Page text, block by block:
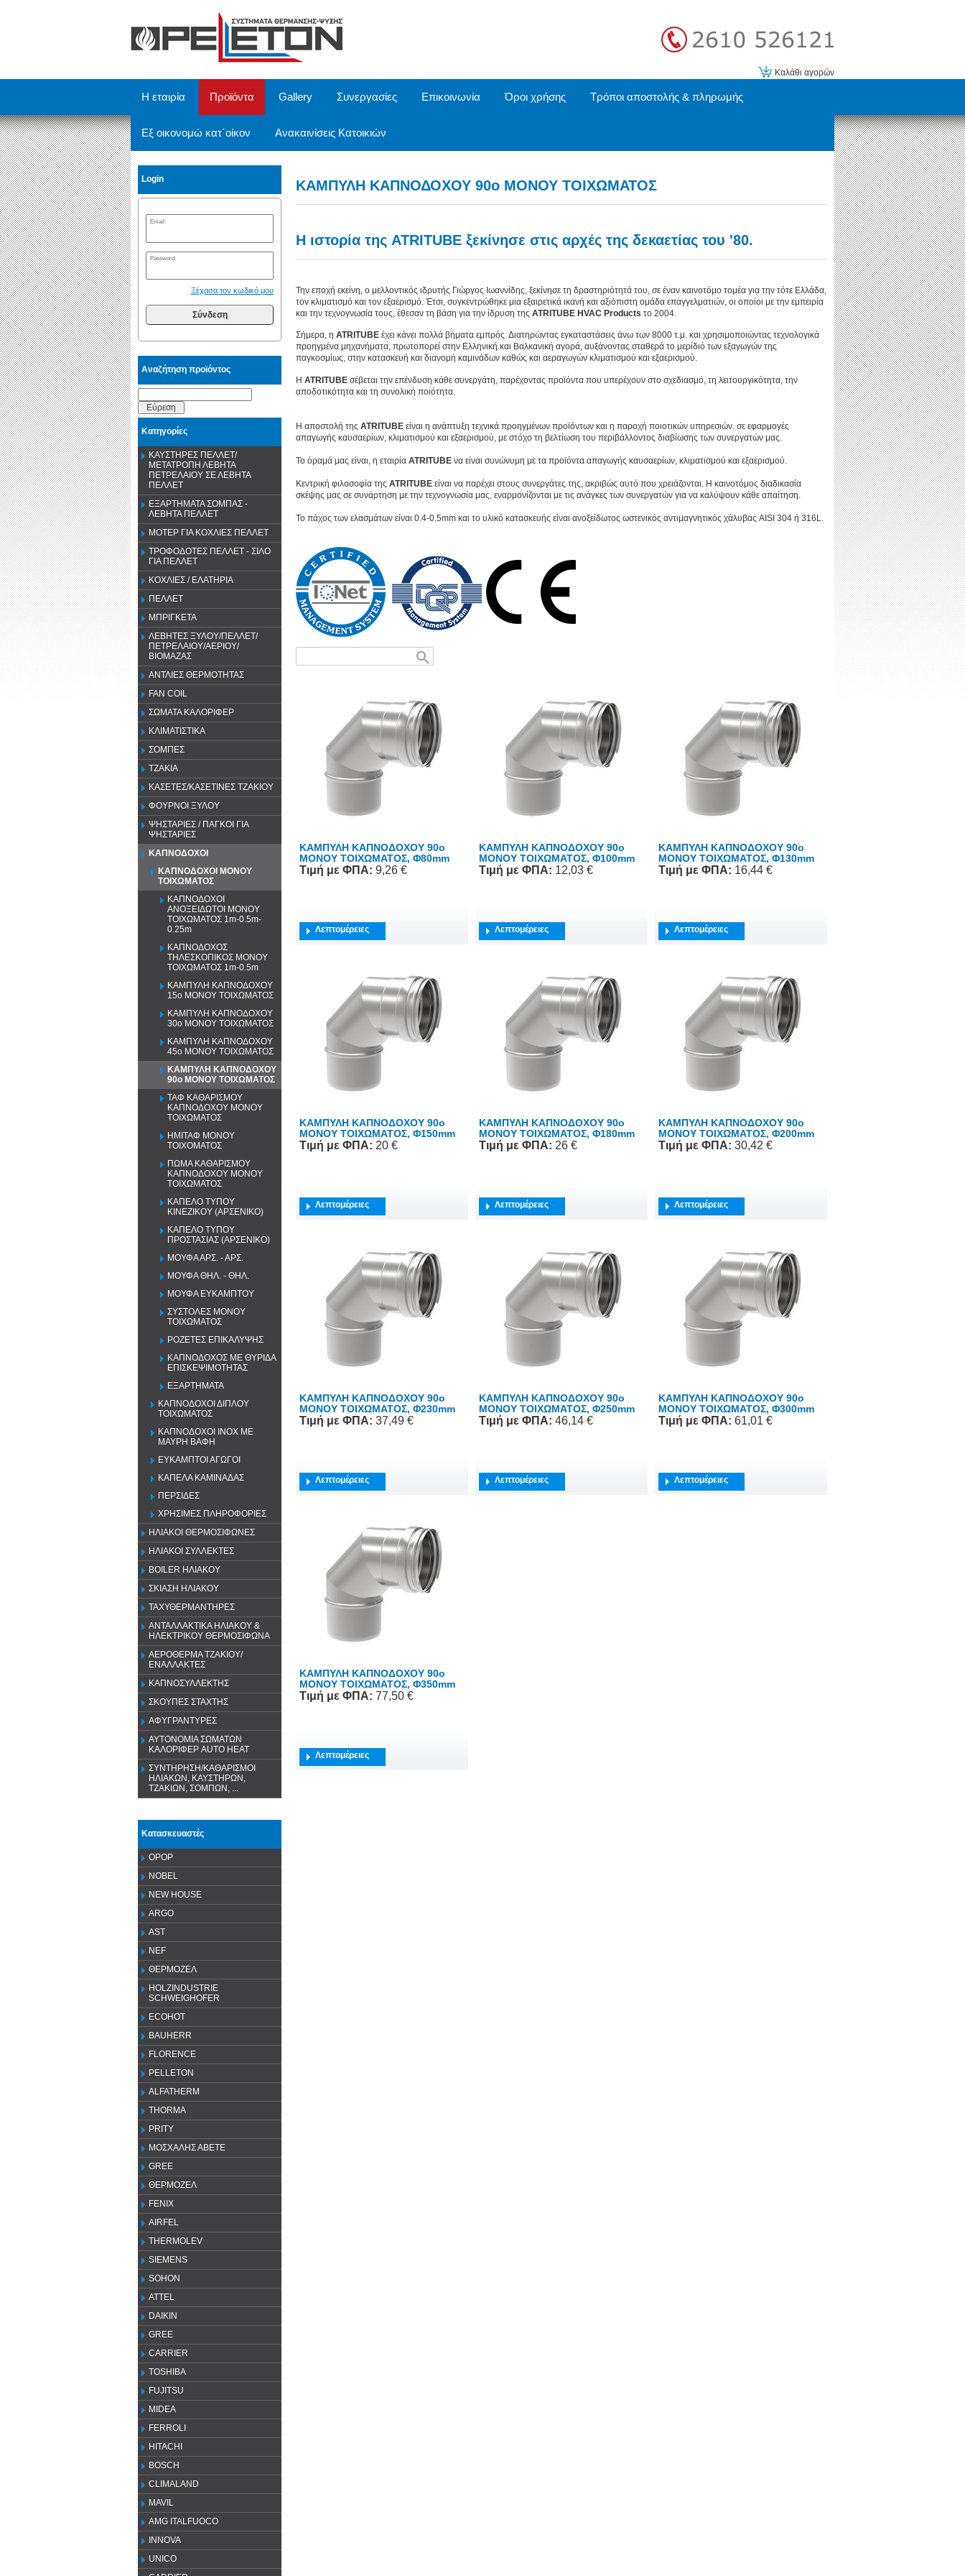
Καλάθι αγορών
Η εταιρία Προϊόντα Gallery Συνεργασίες Επικοινωνία Όροι χρήσης Τρόποι αποστολής & πληρωμής
Εξ οικονομώ κατ΄οίκον Ανακαινίσεις Κατοικιών
Login
Email:
Password:
Ξέχασα τον κωδικό μου
Σύνδεση
Αναζήτηση προϊόντος
Εύρεση
Κατηγορίες
ΚΑΥΣΤΗΡΕΣ ΠΕΛΛΕΤ/
ΜΕΤΑΤΡΟΠΗ ΛΕΒΗΤΑ
ΠΕΤΡΕΛΑΙΟΥ ΣΕ ΛΕΒΗΤΑ
ΠΕΛΛΕΤ
ΕΞΑΡΤΗΜΑΤΑ ΣΟΜΠΑΣ -
ΛΕΒΗΤΑ ΠΕΛΛΕΤ
ΜΟΤΕΡ ΓΙΑ ΚΟΧΛΙΕΣ ΠΕΛΛΕΤ
ΤΡΟΦΟΔΟΤΕΣ ΠΕΛΛΕΤ - ΣΙΛΟ
ΓΙΑ ΠΕΛΛΕΤ
ΚΟΧΛΙΕΣ / ΕΛΑΤΗΡΙΑ
ΠΕΛΛΕΤ
ΜΠΡΙΓΚΕΤΑ
ΛΕΒΗΤΕΣ ΞΥΛΟΥ/ΠΕΛΛΕΤ/
ΠΕΤΡΕΛΑΙΟΥ/ΑΕΡΙΟΥ/
ΒΙΟΜΑΖΑΣ
ΑΝΤΛΙΕΣ ΘΕΡΜΟΤΗΤΑΣ
FAN COIL
ΣΩΜΑΤΑ ΚΑΛΟΡΙΦΕΡ
ΚΛΙΜΑΤΙΣΤΙΚΑ
ΣΟΜΠΕΣ
ΤΖΑΚΙΑ
ΚΑΣΕΤΕΣ/ΚΑΣΕΤΙΝΕΣ ΤΖΑΚΙΟΥ
ΦΟΥΡΝΟΙ ΞΥΛΟΥ
ΨΗΣΤΑΡΙΕΣ / ΠΑΓΚΟΙ ΓΙΑ
ΨΗΣΤΑΡΙΕΣ
ΚΑΠΝΟΔΟΧΟΙ
ΚΑΠΝΟΔΟΧΟΙ ΜΟΝΟΥ
ΤΟΙΧΩΜΑΤΟΣ
ΚΑΠΝΟΔΟΧΟΙ
ΑΝΟΞΕΙΔΩΤΟΙ ΜΟΝΟΥ
ΤΟΙΧΩΜΑΤΟΣ 1m-0.5m-
0.25m
ΚΑΠΝΟΔΟΧΟΣ
ΤΗΛΕΣΚΟΠΙΚΟΣ ΜΟΝΟΥ
ΤΟΙΧΩΜΑΤΟΣ 1m-0.5m
ΚΑΜΠΥΛΗ ΚΑΠΝΟΔΟΧΟΥ
15o ΜΟΝΟΥ ΤΟΙΧΩΜΑΤΟΣ
ΚΑΜΠΥΛΗ ΚΑΠΝΟΔΟΧΟΥ
30o ΜΟΝΟΥ ΤΟΙΧΩΜΑΤΟΣ
ΚΑΜΠΥΛΗ ΚΑΠΝΟΔΟΧΟΥ
45o ΜΟΝΟΥ ΤΟΙΧΩΜΑΤΟΣ
ΚΑΜΠΥΛΗ ΚΑΠΝΟΔΟΧΟΥ
90o ΜΟΝΟΥ ΤΟΙΧΩΜΑΤΟΣ
ΤΑΦ ΚΑΘΑΡΙΣΜΟΥ
ΚΑΠΝΟΔΟΧΟΥ ΜΟΝΟΥ
ΤΟΙΧΩΜΑΤΟΣ
ΗΜΙΤΑΦ ΜΟΝΟΥ
ΤΟΙΧΟΜΑΤΟΣ
ΠΩΜΑ ΚΑΘΑΡΙΣΜΟΥ
ΚΑΠΝΟΔΟΧΟΥ ΜΟΝΟΥ
ΤΟΙΧΩΜΑΤΟΣ
ΚΑΠΕΛΟ ΤΥΠΟΥ
ΚΙΝΕΖΙΚΟΥ (ΑΡΣΕΝΙΚΟ)
ΚΑΠΕΛΟ ΤΥΠΟΥ
ΠΡΟΣΤΑΣΙΑΣ (ΑΡΣΕΝΙΚΟ)
ΜΟΥΦΑ ΑΡΣ. - ΑΡΣ.
ΜΟΥΦΑ ΘΗΛ. - ΘΗΛ.
ΜΟΥΦΑ ΕΥΚΑΜΠΤΟΥ
ΣΥΣΤΟΛΕΣ ΜΟΝΟΥ
ΤΟΙΧΩΜΑΤΟΣ
ΡΟΖΕΤΕΣ ΕΠΙΚΑΛΥΨΗΣ
ΚΑΠΝΟΔΟΧΟΣ ΜΕ ΘΥΡΙΔΑ
ΕΠΙΣΚΕΨΙΜΟΤΗΤΑΣ
ΕΞΑΡΤΗΜΑΤΑ
ΚΑΠΝΟΔΟΧΟΙ ΔΙΠΛΟΥ
ΤΟΙΧΩΜΑΤΟΣ
ΚΑΠΝΟΔΟΧΟΙ ΙΝΟΧ ΜΕ
ΜΑΥΡΗ ΒΑΦΗ
ΕΥΚΑΜΠΤΟΙ ΑΓΩΓΟΙ
ΚΑΠΕΛΑ ΚΑΜΙΝΑΔΑΣ
ΠΕΡΣΙΔΕΣ
ΧΡΗΣΙΜΕΣ ΠΛΗΡΟΦΟΡΙΕΣ
ΗΛΙΑΚΟΙ ΘΕΡΜΟΣΙΦΩΝΕΣ
ΗΛΙΑΚΟΙ ΣΥΛΛΕΚΤΕΣ
BOILER ΗΛΙΑΚΟΥ
ΣΚΙΑΣΗ ΗΛΙΑΚΟΥ
ΤΑΧΥΘΕΡΜΑΝΤΗΡΕΣ
ΑΝΤΑΛΛΑΚΤΙΚΑ ΗΛΙΑΚΟΥ &
ΗΛΕΚΤΡΙΚΟΥ ΘΕΡΜΟΣΙΦΩΝΑ
ΑΕΡΟΘΕΡΜΑ ΤΖΑΚΙΟΥ/
ΕΝΑΛΛΑΚΤΕΣ
ΚΑΠΝΟΣΥΛΛΕΚΤΗΣ
ΣΚΟΥΠΕΣ ΣΤΑΧΤΗΣ
ΑΦΥΓΡΑΝΤΥΡΕΣ
ΑΥΤΟΝΟΜΙΑ ΣΩΜΑΤΩΝ
ΚΑΛΟΡΙΦΕΡ AUTO HEAT
ΣΥΝΤΗΡΗΣΗ/ΚΑΘΑΡΙΣΜΟΙ
ΗΛΙΑΚΩΝ, ΚΑΥΣΤΗΡΩΝ,
ΤΖΑΚΙΩΝ, ΣΟΜΠΩΝ, ...
Κατασκευαστές
OPOP
NOBEL
NEW HOUSE
ARGO
AST
NEF
ΘΕΡΜΟΖΕΛ
HOLZINDUSTRIE
SCHWEIGHOFER
ECOHOT
BAUHERR
FLORENCE
PELLETON
ALFATHERM
THORMA
PRITY
ΜΟΣΧΑΛΗΣ ΑΒΕΤΕ
GREE
ΘΕΡΜΟΖΕΛ
FENIX
AIRFEL
THERMOLEV
SIEMENS
SOHON
ATTEL
DAIKIN
GREE
CARRIER
TOSHIBA
FUJITSU
MIDEA
FERROLI
HITACHI
BOSCH
CLIMALAND
MAVIL
AMG ITALFUOCO
INNOVA
UNICO
ΚΑΜΠΥΛΗ ΚΑΠΝΟΔΟΧΟΥ 90o ΜΟΝΟΥ ΤΟΙΧΩΜΑΤΟΣ
Η ιστορία της ATRITUBE ξεκίνησε στις αρχές της δεκαετίας του '80.
Την εποχή εκείνη, ο μελλοντικός ιδρυτής Γιώργος Ιωαννίδης, ξεκίνησε τη δραστηριότητά του, σε έναν καινοτόμο τομέα για την τότε Ελλάδα,
τον κλιματισμό και τον εξαερισμό. Έτσι, συγκεντρώθηκε μια εξαιρετικά ικανή και αξιόπιστη ομάδα επαγγελματιών, οι οποίοι με την εμπειρία
και την τεχνογνωσία τους, έθεσαν τη βάση για την ίδρυση της ATRITUBE HVAC Products το 2004.
Σήμερα, η ATRITUBE έχει κάνει πολλά βήματα εμπρός. Διατηρώντας εγκαταστάσεις άνω των 8000 τ.μ. και χρησιμοποιώντας τεχνολογικά
προηγμένα μηχανήματα, πρωτοπορεί στην Ελληνική και Βαλκανική αγορά, αυξάνοντας σταθερά το μερίδιό των εξαγωγών της
παγκοσμίως, στην κατασκευή και διανομή καμινάδων καθώς και αεραγωγών κλιματισμού και εξαερισμού.
Η ATRITUBE σέβεται την επένδυση κάθε συνεργάτη, παρέχοντας προϊόντα που υπερέχουν στο σχεδιασμό, τη λειτουργικότητα, την
αποδοτικότητα και τη συνολική ποιότητα.
Η αποστολή της ATRITUBE είναι η ανάπτυξη τεχνικά προηγμένων προϊόντων και η παροχή ποιοτικών υπηρεσιών. σε εφαρμογές
απαγωγής καυσαερίων, κλιματισμού και εξαερισμού, με στόχο τη βελτίωση του περιβάλλοντος διαβίωσης των συνεργατών μας.
Το όραμά μας είναι, η εταιρία ATRITUBE να είναι συνώνυμη με τα προϊόντα απαγωγής καυσαερίων, κλιματισμού και εξαερισμού.
Κεντρική φιλοσοφία της ATRITUBE είναι να παρέχει στους συνεργάτες της, ακριβώς αυτό που χρειάζονται. Η καινοτόμος διαδικασία
σκέψης μας σε συνάρτηση με την τεχνογνωσία μας, εναρμονίζονται με τις ανάγκες των συνεργατών για να καλύψουν κάθε απαίτηση.
Το πάχος των ελασμάτων είναι 0.4-0.5mm και το υλικό κατασκευής είναι ανοξείδωτος ωστενικός αντιμαγνητικός χάλυβας AISI 304 ή 316L.
search
ΚΑΜΠΥΛΗ ΚΑΠΝΟΔΟΧΟΥ 90o
ΜΟΝΟΥ ΤΟΙΧΩΜΑΤΟΣ, Φ80mm
Τιμή με ΦΠΑ: 9,26 €
Λεπτομέρειες
ΚΑΜΠΥΛΗ ΚΑΠΝΟΔΟΧΟΥ 90o
ΜΟΝΟΥ ΤΟΙΧΩΜΑΤΟΣ, Φ100mm
Τιμή με ΦΠΑ: 12,03 €
Λεπτομέρειες
ΚΑΜΠΥΛΗ ΚΑΠΝΟΔΟΧΟΥ 90o
ΜΟΝΟΥ ΤΟΙΧΩΜΑΤΟΣ, Φ130mm
Τιμή με ΦΠΑ: 16,44 €
Λεπτομέρειες
ΚΑΜΠΥΛΗ ΚΑΠΝΟΔΟΧΟΥ 90o
ΜΟΝΟΥ ΤΟΙΧΩΜΑΤΟΣ, Φ150mm
Τιμή με ΦΠΑ: 20 €
Λεπτομέρειες
ΚΑΜΠΥΛΗ ΚΑΠΝΟΔΟΧΟΥ 90o
ΜΟΝΟΥ ΤΟΙΧΩΜΑΤΟΣ, Φ180mm
Τιμή με ΦΠΑ: 26 €
Λεπτομέρειες
ΚΑΜΠΥΛΗ ΚΑΠΝΟΔΟΧΟΥ 90o
ΜΟΝΟΥ ΤΟΙΧΩΜΑΤΟΣ, Φ200mm
Τιμή με ΦΠΑ: 30,42 €
Λεπτομέρειες
ΚΑΜΠΥΛΗ ΚΑΠΝΟΔΟΧΟΥ 90o
ΜΟΝΟΥ ΤΟΙΧΩΜΑΤΟΣ, Φ230mm
Τιμή με ΦΠΑ: 37,49 €
Λεπτομέρειες
ΚΑΜΠΥΛΗ ΚΑΠΝΟΔΟΧΟΥ 90o
ΜΟΝΟΥ ΤΟΙΧΩΜΑΤΟΣ, Φ250mm
Τιμή με ΦΠΑ: 46,14 €
Λεπτομέρειες
ΚΑΜΠΥΛΗ ΚΑΠΝΟΔΟΧΟΥ 90o
ΜΟΝΟΥ ΤΟΙΧΩΜΑΤΟΣ, Φ300mm
Τιμή με ΦΠΑ: 61,01 €
Λεπτομέρειες
ΚΑΜΠΥΛΗ ΚΑΠΝΟΔΟΧΟΥ 90o
ΜΟΝΟΥ ΤΟΙΧΩΜΑΤΟΣ, Φ350mm
Τιμή με ΦΠΑ: 77,50 €
Λεπτομέρειες